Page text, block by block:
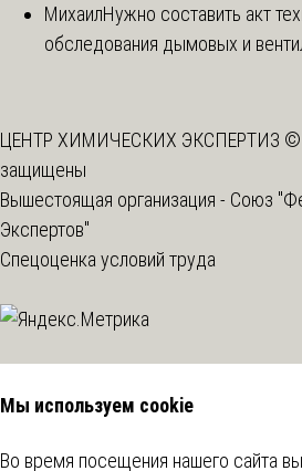
МихаилНужно составить акт
обследования дымовых и
ЦЕНТР ХИМИЧЕСКИХ ЭКСПЕРТИЗ ©
защищены
Вышестоящая организация - Союз
Экспертов"
Спецоценка условий труда
Мы используем cookie
Во время посещения нашего сайта